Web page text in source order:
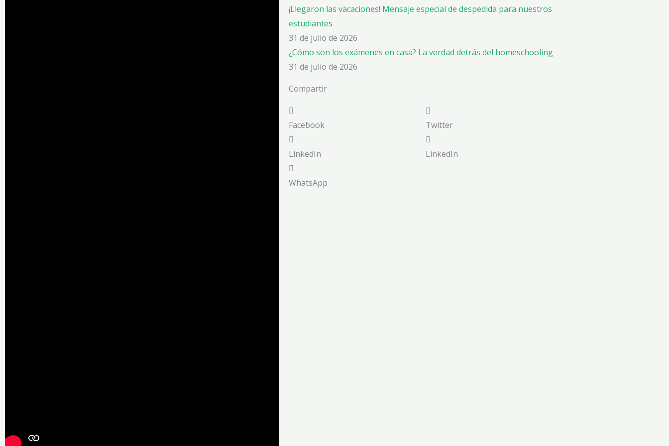
¡Llegaron las vacaciones! Mensaje especial de despedida para nuestros
estudiantes
31 de julio de 2026
¿Cómo son los exámenes en casa? La verdad detrás del homeschooling
31 de julio de 2026
Compartir
Facebook Twitter
LinkedIn LinkedIn
WhatsApp